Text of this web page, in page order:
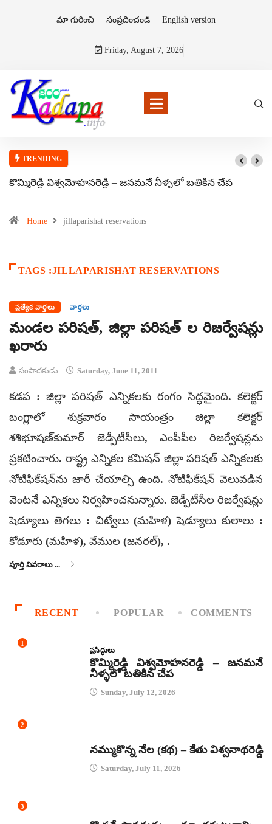
మా గురించి సంప్రదించండి English version
Friday, August 7, 2026
TRENDING
కొమ్మిరెడ్డి విశ్వమోహనరెడ్డి – జనమనే నీళ్ళలో బతికిన చేప
Home jillaparishat reservations
TAGS :JILLAPARISHAT RESERVATIONS
ప్రత్యేక వార్తలు వార్తలు
మండల పరిషత్, జిల్లా పరిషత్ ల రిజర్వేషన్లు
ఖరారు
సంపాదకుడు Saturday, June 11, 2011
కడప : జిల్లా పరిషత్ ఎన్నికలకు రంగం సిద్ధమైంది. కలెక్టర్
బంగ్లాలో శుక్రవారం సాయంత్రం జిల్లా కలెక్టర్
శశిభూషణ్‌కుమార్ జెడ్పీటీసీలు, ఎంపీపీల రిజర్వేషన్లను
ప్రకటించారు. రాష్ట్ర ఎన్నికల కమిషన్ జిల్లా పరిషత్ ఎన్నికలకు
నోటిఫికేషన్‌ను జారీ చేయాల్సి ఉంది. నోటిఫికేషన్ వెలువడిన
వెంటనే ఎన్నికలు నిర్వహించనున్నారు. జెడ్పీటీసీల రిజర్వేషన్లు
షెడ్యూలు తెగలు : చిట్వేలు (మహిళ) షెడ్యూలు కులాలు :
కోడూరు (మహిళ), వేముల (జనరల్), .
పూర్తి వివరాలు ...
RECENT POPULAR COMMENTS
1
ప్రసిద్ధులు
కొమ్మిరెడ్డి విశ్వమోహనరెడ్డి – జనమనే
నీళ్ళలో బతికిన చేప
Sunday, July 12, 2026
2
నమ్ముకొన్న నేల (కథ) – కేతు విశ్వనాథరెడ్డి
Saturday, July 11, 2026
3